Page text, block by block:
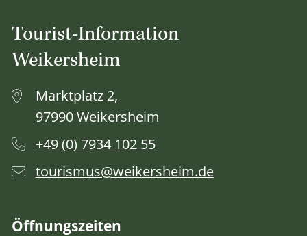
Tourist-Information
Weikersheim
Marktplatz 2,
97990 Weikersheim
+49 (0) 7934 102 55
tourismus@weikersheim.de
Öffnungszeiten